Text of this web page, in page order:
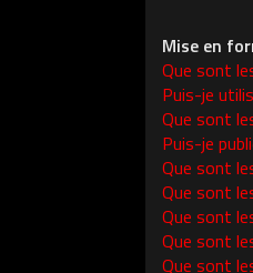
Mise en
Que sont
Puis-je
Que sont
Puis-je
Que sont
Que sont
Que sont
Que sont
Que sont